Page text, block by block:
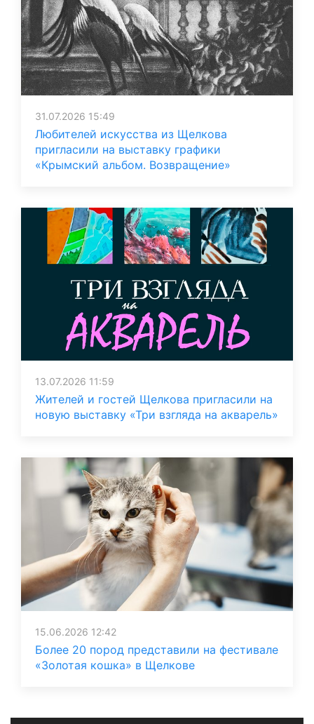
31.07.2026 15:49
Любителей искусства из Щелкова
пригласили на выставку графики
«Крымский альбом. Возвращение»
13.07.2026 11:59
Жителей и гостей Щелкова пригласили на
новую выставку «Три взгляда на акварель»
15.06.2026 12:42
Более 20 пород представили на фестивале
«Золотая кошка» в Щелкове